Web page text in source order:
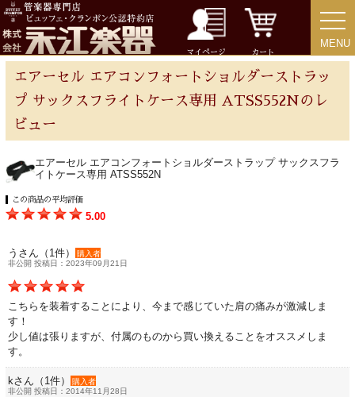
マイページ カート
MENU
MENU
エアーセル エアコンフォートショルダーストラッ
プ サックスフライトケース専用 ATSS552Nのレ
ビュー
エアーセル エアコンフォートショルダーストラップ サックスフラ
イトケース専用 ATSS552N
この商品の平均評価
5.00
うさん（1件）
購入者
非公開 投稿日：2023年09月21日
こちらを装着することにより、今まで感じていた肩の痛みが激減しま
す！
少し値は張りますが、付属のものから買い換えることをオススメしま
す。
kさん（1件）
購入者
非公開 投稿日：2014年11月28日
チューバ
アクセサリー
リード＆リードケース
ミュート